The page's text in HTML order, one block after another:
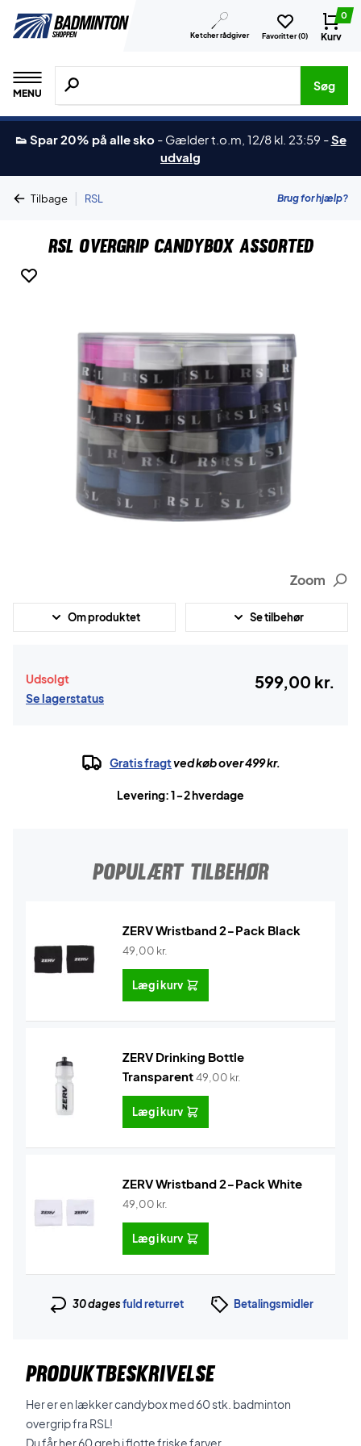
Ketcher rådgiver Favoritter (0)
0
Kurv
MENU
Søg efter produkter, mærker etc.
Søg
👟 Spar 20% på alle sko - Gælder t.o.m, 12/8 kl. 23:59 -Se
udvalg
Tilbage | RSL Brug for hjælp?
RSL Overgrip Candybox Assorted
Zoom
Om produktet Se tilbehør
Udsolgt
Se lagerstatus
599,00 kr.
Gratis fragtved køb over 499 kr.
Levering: 1-2 hverdage
POPULÆRT TILBEHØR
ZERV Wristband 2-Pack Black
49,00 kr.
Læg i kurv
ZERV Drinking Bottle
Transparent49,00 kr.
Læg i kurv
ZERV Wristband 2-Pack White
49,00 kr.
Læg i kurv
30 dagesfuld returret Betalingsmidler
PRODUKTBESKRIVELSE
Her er en lækker candybox med 60 stk. badminton
overgrip fra RSL!
Du får her 60 greb i flotte friske farver.